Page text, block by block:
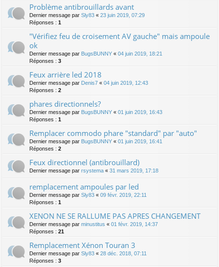
Problème antibrouillards avant
Dernier message par Sly83 « 23 juin 2019, 07:29
Réponses : 1
"Vérifiez feu de croisement AV gauche" mais ampoule
ok
Dernier message par BugsBUNNY « 04 juin 2019, 18:21
Réponses : 3
Feux arrière led 2018
Dernier message par Denis7 « 04 juin 2019, 12:43
Réponses : 2
phares directionnels?
Dernier message par BugsBUNNY « 01 juin 2019, 16:43
Réponses : 1
Remplacer commodo phare "standard" par "auto"
Dernier message par BugsBUNNY « 01 juin 2019, 16:41
Réponses : 2
Feux directionnel (antibrouillard)
Dernier message par rsystema « 31 mars 2019, 17:18
remplacement ampoules par led
Dernier message par Sly83 « 09 févr. 2019, 22:11
Réponses : 1
XENON NE SE RALLUME PAS APRES CHANGEMENT
Dernier message par minustitus « 01 févr. 2019, 14:37
Réponses : 21
Remplacement Xénon Touran 3
Dernier message par Sly83 « 28 déc. 2018, 07:11
Réponses : 3